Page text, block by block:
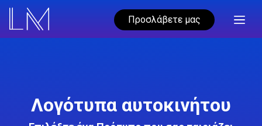
Προσλάβετε μας
Λογότυπα αυτοκινήτου